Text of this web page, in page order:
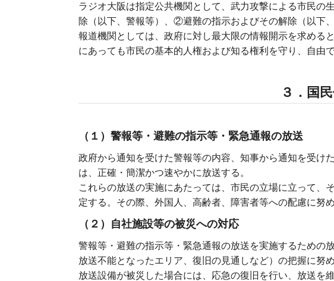
ラジオ大阪は指定公共機関として、武力攻撃による市民
除（以下、警報等）、②避難の指示およびその解除（以
報道機関としては、政府に対し最大限の情報開示を求める
にあっても市民の基本的人権および知る権利を守り、自由
３．国
（１）警報等・避難の指示等・緊急通報の放送
政府から通知を受けた警報等の内容、知事から通知を受け
は、正確・簡潔かつ速やかに放送する。
これらの放送の実施にあたっては、市民の立場に立って
定する。その際、外国人、高齢者、障害者等への配慮に努め
（２）自社施設等の被災への対応
警報等・避難の指示等・緊急通報の放送を実施するための
放送不能となったエリア、復旧の見通しなど）の把握に努
放送設備が被災した場合には、応急の復旧を行い、放送を